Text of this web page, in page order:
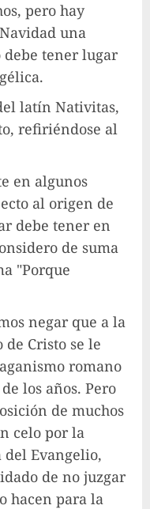
pero hay
una
debe tener lugar
latín Nativitas,
refiriéndose al
en algunos
al origen de
debe tener en
de suma
"Porque
negar que a la
Cristo se le
romano
los años. Pero
de muchos
celo por la
del Evangelio,
de no juzgar
hacen para la